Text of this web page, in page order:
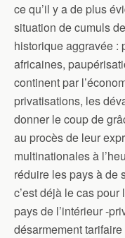
ce qu’il y a de plus
situation de cumuls
historique aggravée :
africaines,
continent par
privatisations, les
donner le coup de
au procès de leur
multinationales à
réduire les pays à de
c’est déjà le cas
pays de l’intérieur -
désarmement